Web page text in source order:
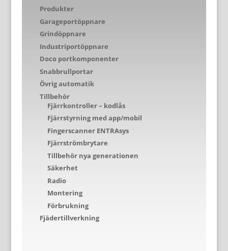
Produkter
Garageportöppnare
Grindöppnare
Industriportöppnare
Doco portkomponenter
Snabbrullportar
Övrig automatik
Tillbehör
Fjärrkontroller – kodlås
Fjärrstyrning med app/mobil
Fingerscanner ENTRAsys
Fjärrströmbrytare
Tillbehör nya generationen
Säkerhet
Radio
Montering
Förbrukning
Fjädertillverkning